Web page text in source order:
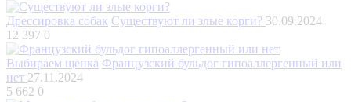
Дрессировка собак Существуют ли злые корги? 30.09.2024
12 397 0
Выбираем щенка Французский бульдог гипоаллергенный или
нет 27.11.2024
5 662 0